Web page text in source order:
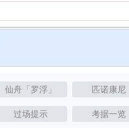
仙舟「罗浮」 匹诺康尼
过场提示 考据一览